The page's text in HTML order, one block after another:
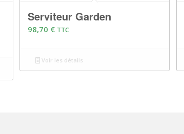
Serviteur Garden
98,70 € TTC
Voir les détails